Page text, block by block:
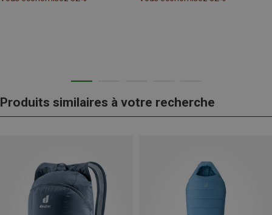
Produits similaires à votre recherche